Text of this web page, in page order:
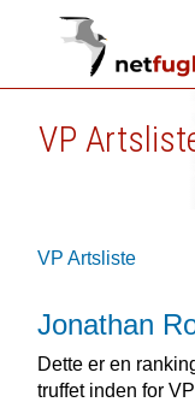
VP
VP Artsliste
Jonathan
Dette er en
truffet inden for